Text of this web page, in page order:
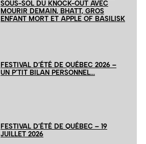
SOUS-SOL DU KNOCK-OUT AVEC
MOURIR DEMAIN, BHATT, GROS
ENFANT MORT ET APPLE OF BASILISK
FESTIVAL D’ÉTÉ DE QUÉBEC 2026 –
UN P’TIT BILAN PERSONNEL…
FESTIVAL D’ÉTÉ DE QUÉBEC – 19
JUILLET 2026